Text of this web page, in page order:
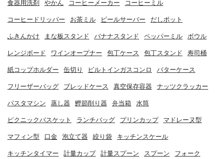
食器用洗剤 やかん コーヒーメーカー コーヒーミル
コーヒードリッパー お茶ミル ビールサーバー だしポット
ふきんかけ まな板スタンド バナナスタンド ペッパーミル ボウル
レンジボード ワインオープナー 包丁ケース 包丁スタンド 寿司桶
紙コップホルダー 缶切り ビルトインガスコンロ バターケース
フリーザーバッグ ブレッドケース 真空保存容器 ナッツクラッカー
パスタマシン 蒸し器 鰹節削り器 弁当箱 水筒
ピクニックバスケット ランチバッグ プリンカップ マドレーヌ型
マフィン型 口金 泡立て器 絞り袋 キッチンスケール
キッチンタイマー 計量カップ 計量スプーン スプーン フォーク